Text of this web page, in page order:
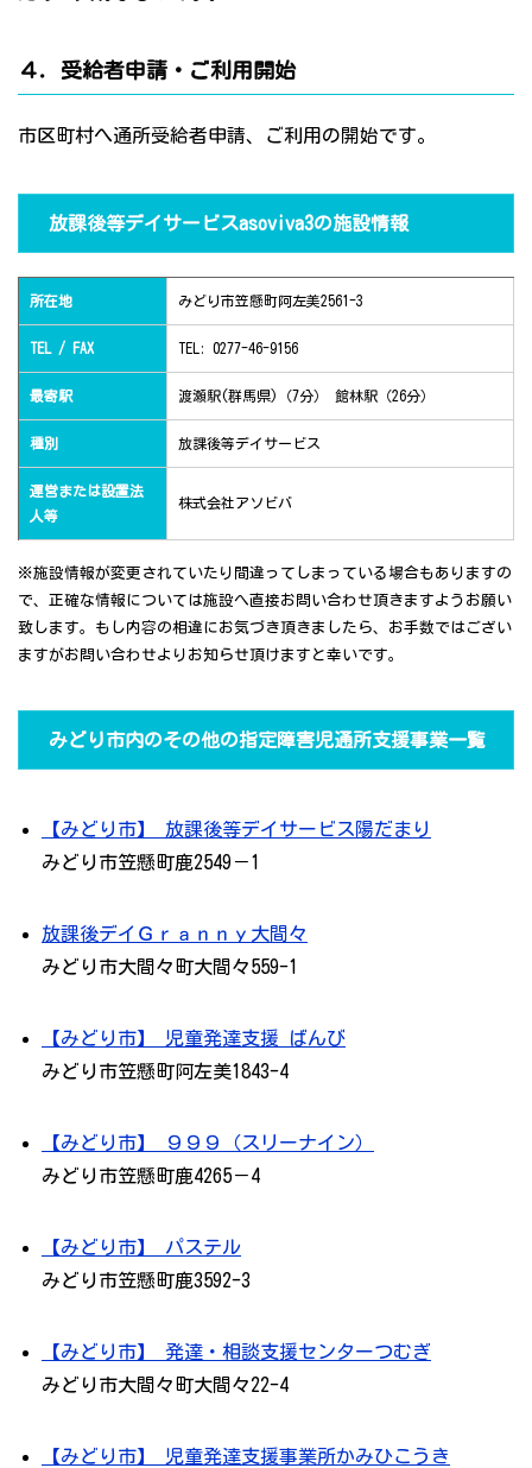
４．受給者申請・ご利用開始
市区町村へ通所受給者申請、ご利用の開始です。
放課後等デイサービスasoviva3の施設情報
所在地 みどり市笠懸町阿左美2561-3
TEL / FAX TEL: 0277-46-9156
最寄駅 渡瀬駅(群馬県)（7分） 館林駅（26分）
種別 放課後等デイサービス
運営または設置法
人等
株式会社アソビバ
※施設情報が変更されていたり間違ってしまっている場合もありますの
で、正確な情報については施設へ直接お問い合わせ頂きますようお願い
致します。もし内容の相違にお気づき頂きましたら、お手数ではござい
ますがお問い合わせよりお知らせ頂けますと幸いです。
みどり市内のその他の指定障害児通所支援事業一覧
【みどり市】 放課後等デイサービス陽だまり
みどり市笠懸町鹿2549－1
放課後デイＧｒａｎｎｙ大間々
みどり市大間々町大間々559-1
【みどり市】 児童発達支援 ばんび
みどり市笠懸町阿左美1843-4
【みどり市】 ９９９（スリーナイン）
みどり市笠懸町鹿4265－4
【みどり市】 パステル
みどり市笠懸町鹿3592-3
【みどり市】 発達・相談支援センターつむぎ
みどり市大間々町大間々22-4
【みどり市】 児童発達支援事業所かみひこうき